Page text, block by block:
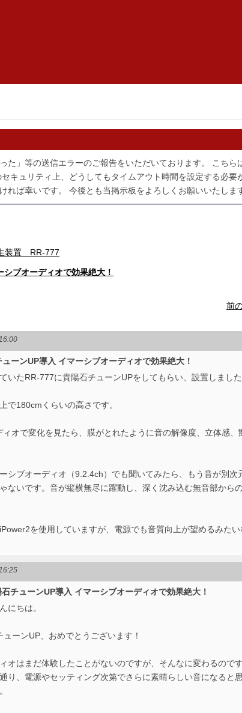
た」等の送信エラーのご報告をいただいております。 こちら
キュリティ上、どうしてもタイムアウト時間を設定する必要
れば幸いです。 今後とも当掲示板をよろしくお願いいたしま
装置 RR-777
ブオーディオで効果絶大！
前
ーンUP導入 イマーシブオーディオで効果絶大！
いたRR-777に貴陽石チューンUPをしてもらい、設置しました
で180cmくらいの高さです。
オで変化を見たら、膜がとれたように音の解像度、立体感、
シブオーディオ（9.2.4ch）でも聞いてみたら、もう音が別
ないです。音が縦横無尽に躍動し、深く沈み込む無音部から
を使用していますが、電源でも音質向上が望めるみた
チューンUP導入 イマーシブオーディオで効果絶大！
にちは。
ーンUP、おめでとうございます！
オはまだ体験したことがないのですが、そんなに変わるので
り、電源やセッティング次第でさらに素晴らしい音になると